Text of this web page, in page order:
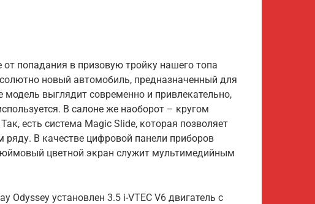
попадания в призовую тройку нашего топа
новый автомобиль, предназначенный для
выглядит современно и привлекательно,
В салоне же наоборот – кругом
есть система Magic Slide, которая позволяет
ряду. В качестве цифровой панели приборов
цветной экран служит мультимедийным
Odyssey установлен 3.5 i-VTEC V6 двигатель с